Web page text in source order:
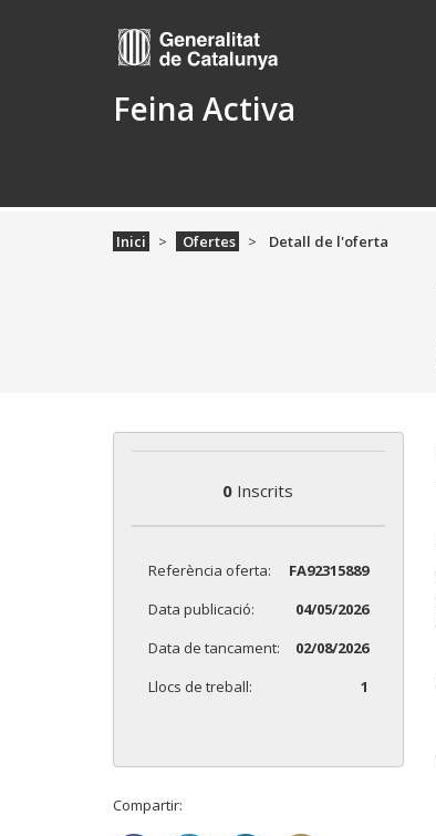
Feina Activa
Inici Ofertes Detall de l'oferta
0 Inscrits
Referència oferta:
FA92315889
Data publicació:
04/05/2026
Data de tancament:
02/08/2026
Llocs de treball:
1
Compartir: